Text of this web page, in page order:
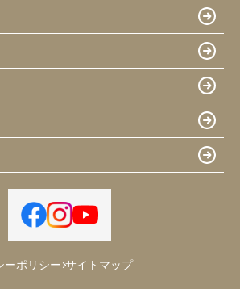
ーポリシー サイトマップ